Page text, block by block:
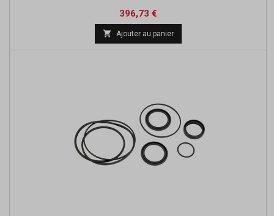
Prix
396,73 €Prix
de
base
 Ajouter au panier